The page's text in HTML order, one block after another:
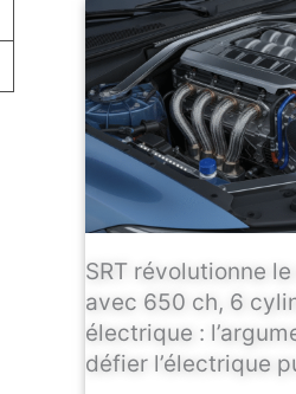
SRT révolutionne
avec 650 ch, 6
électrique :
défier l’électrique